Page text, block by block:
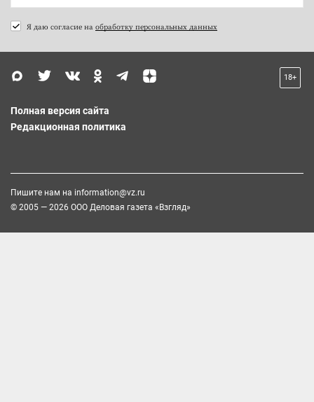
Я даю согласие на обработку персональных данных
18+
Полная версия сайта
Редакционная политика
Пишите нам на information@vz.ru
© 2005 — 2026 ООО Деловая газета «Взгляд»